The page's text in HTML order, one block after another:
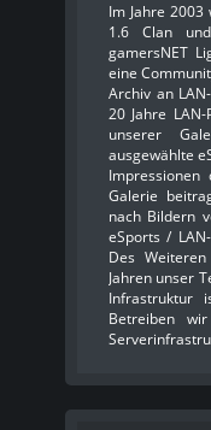
Im Jahre
1.6 Clan
gamersNET
eine
Archiv an
20 Jahre
unserer
ausgewählte
Galerie
nach Bildern
eSports /
Des
Jahren unser
Infrastruktur
Betreiben